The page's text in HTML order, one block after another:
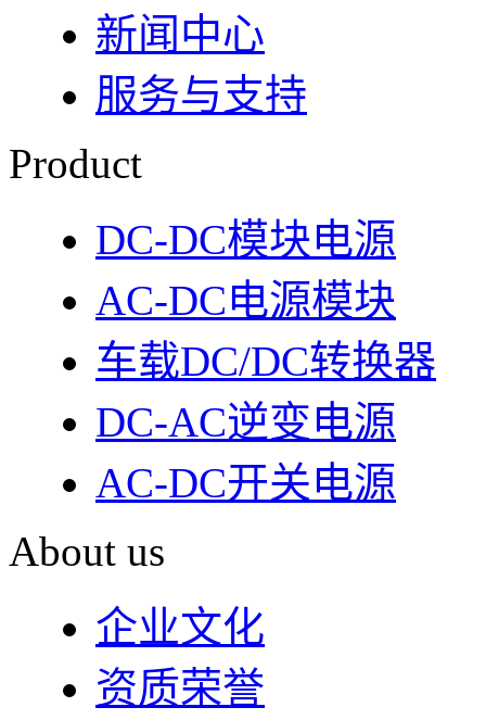
新闻中心
服务与支持
Product
DC-DC模块电源
AC-DC电源模块
车载DC/DC转换器
DC-AC逆变电源
AC-DC开关电源
About us
企业文化
资质荣誉